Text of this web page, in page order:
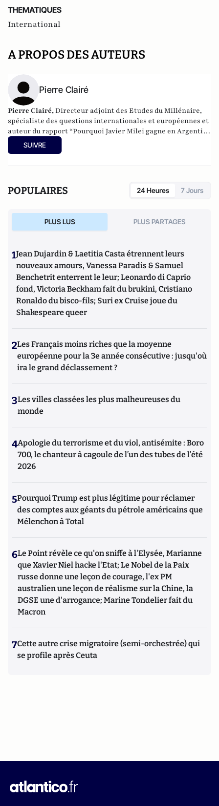
THEMATIQUES
International
A PROPOS DES AUTEURS
Pierre Clairé
Pierre Clairé,Directeur adjoint des Etudes du Millénaire,
spécialiste des questions internationales et européennes et
auteur du rapport “Pourquoi Javier Milei gagne en Argentine
?”
SUIVRE
POPULAIRES 24 Heures 7 Jours
PLUS LUS PLUS PARTAGES
1Jean Dujardin & Laetitia Casta étrennent leurs
nouveaux amours, Vanessa Paradis & Samuel
Benchetrit enterrent le leur; Leonardo di Caprio
fond, Victoria Beckham fait du brukini, Cristiano
Ronaldo du bisco-fils; Suri ex Cruise joue du
Shakespeare queer
2Les Français moins riches que la moyenne
européenne pour la 3e année consécutive : jusqu'où
ira le grand déclassement ?
3Les villes classées les plus malheureuses du
monde
4Apologie du terrorisme et du viol, antisémite : Boro
700, le chanteur à cagoule de l’un des tubes de l’été
2026
5Pourquoi Trump est plus légitime pour réclamer
des comptes aux géants du pétrole américains que
Mélenchon à Total
6Le Point révèle ce qu'on sniffe à l'Elysée, Marianne
que Xavier Niel hacke l'Etat; Le Nobel de la Paix
russe donne une leçon de courage, l'ex PM
australien une leçon de réalisme sur la Chine, la
DGSE une d'arrogance; Marine Tondelier fait du
Macron
7Cette autre crise migratoire (semi-orchestrée) qui
se profile après Ceuta